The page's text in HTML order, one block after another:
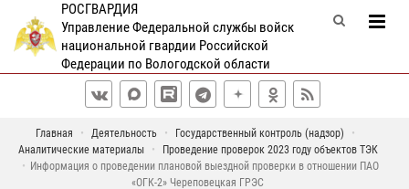
РОСГВАРДИЯ
Управление Федеральной службы войск
национальной гвардии Российской
Федерации по Вологодской области
Главная Деятельность
Государственный контроль (надзор)
Аналитические материалы
Проведение проверок 2023 году объектов ТЭК
Информация о проведении плановой выездной проверки в отношении ПАО
«ОГК-2» Череповецкая ГРЭС